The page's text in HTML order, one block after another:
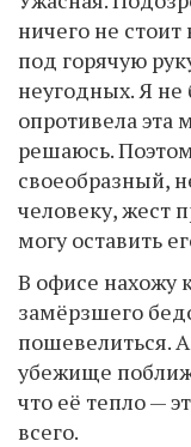
ничего не
под горячую
неугодных. Я
опротивела эта
решаюсь.
своеобразный,
человеку, жест
могу оставить
В офисе нахожу
замёрзшего
пошевелиться.
убежище
что её тепло —
всего.